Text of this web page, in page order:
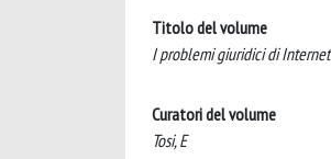
Titolo del volume
I problemi giuridici di Internet
Curatori del volume
Tosi, E